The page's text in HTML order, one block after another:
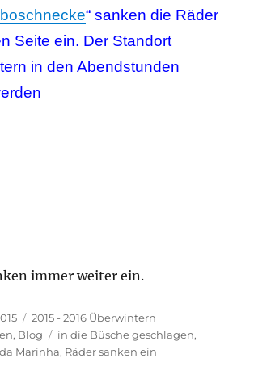
“ sanken die Räder
Seite ein. Der Standort
in den Abendstunden
immer weiter ein.
Kategorien
2015 - 2016 Überwintern
, Blog Schlagwörter
in die Büsche geschlagen,
Marinha, Räder sanken ein